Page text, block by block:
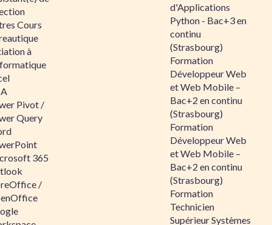
Cours
à
Pivot /
Query
365
/
d'Applications
Python - Bac+3 en
continu
(Strasbourg)
Formation
Développeur Web
et Web Mobile –
Bac+2 en continu
(Strasbourg)
Formation
Développeur Web
et Web Mobile –
Bac+2 en continu
(Strasbourg)
Formation
Technicien
Supérieur Systèmes